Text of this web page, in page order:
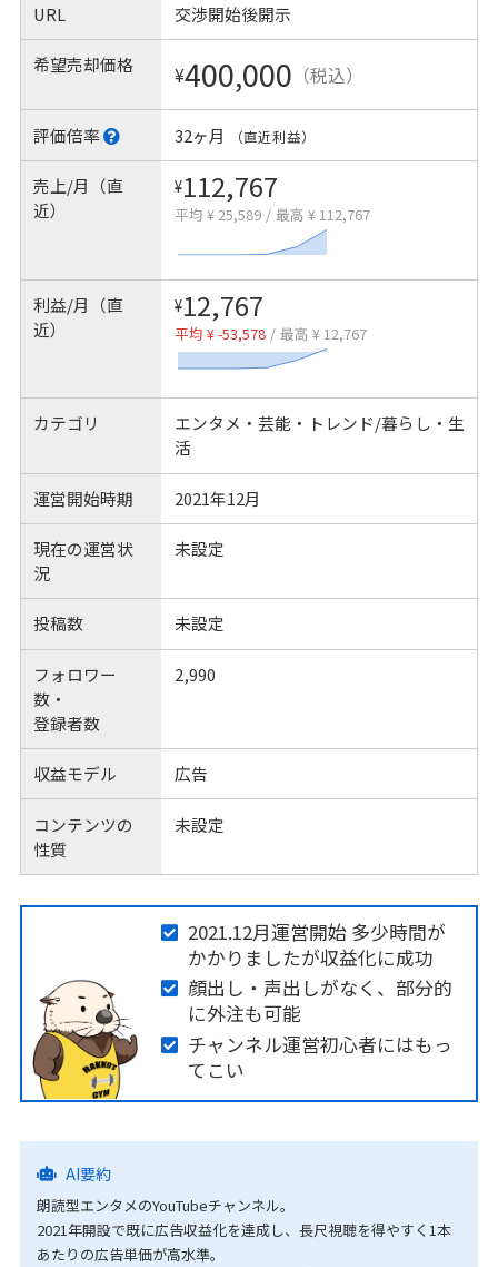
URL 交渉開始後開示
希望売却価格 ¥400,000 （税込）
評価倍率 32ヶ月 （直近利益）
売上/月（直
近）
¥112,767
平均 ¥ 25,589 / 最高 ¥ 112,767
利益/月（直
近）
¥12,767
平均 ¥ -53,578 / 最高 ¥ 12,767
カテゴリ
エンタメ・芸能・トレンド/暮らし・生
活
運営開始時期 2021年12月
現在の運営状
況
未設定
投稿数 未設定
フォロワー
数・
登録者数
2,990
収益モデル 広告
コンテンツの
性質
未設定
2021.12月運営開始 多少時間が
かかりましたが収益化に成功
顔出し・声出しがなく、部分的
に外注も可能
チャンネル運営初心者にはもっ
てこい
AI要約
朗読型エンタメのYouTubeチャンネル。
2021年開設で既に広告収益化を達成し、長尺視聴を得やすく1本
あたりの広告単価が高水準。